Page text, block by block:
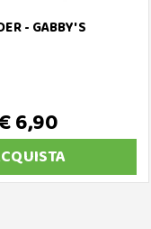
- GABBY'S
6,90